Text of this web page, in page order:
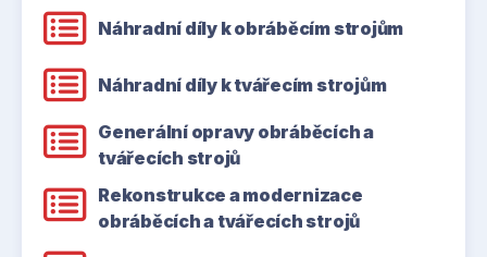
Náhradní díly k obráběcím strojům
Náhradní díly k tvářecím strojům
Generální opravy obráběcích a
tvářecích strojů
Rekonstrukce a modernizace
obráběcích a tvářecích strojů